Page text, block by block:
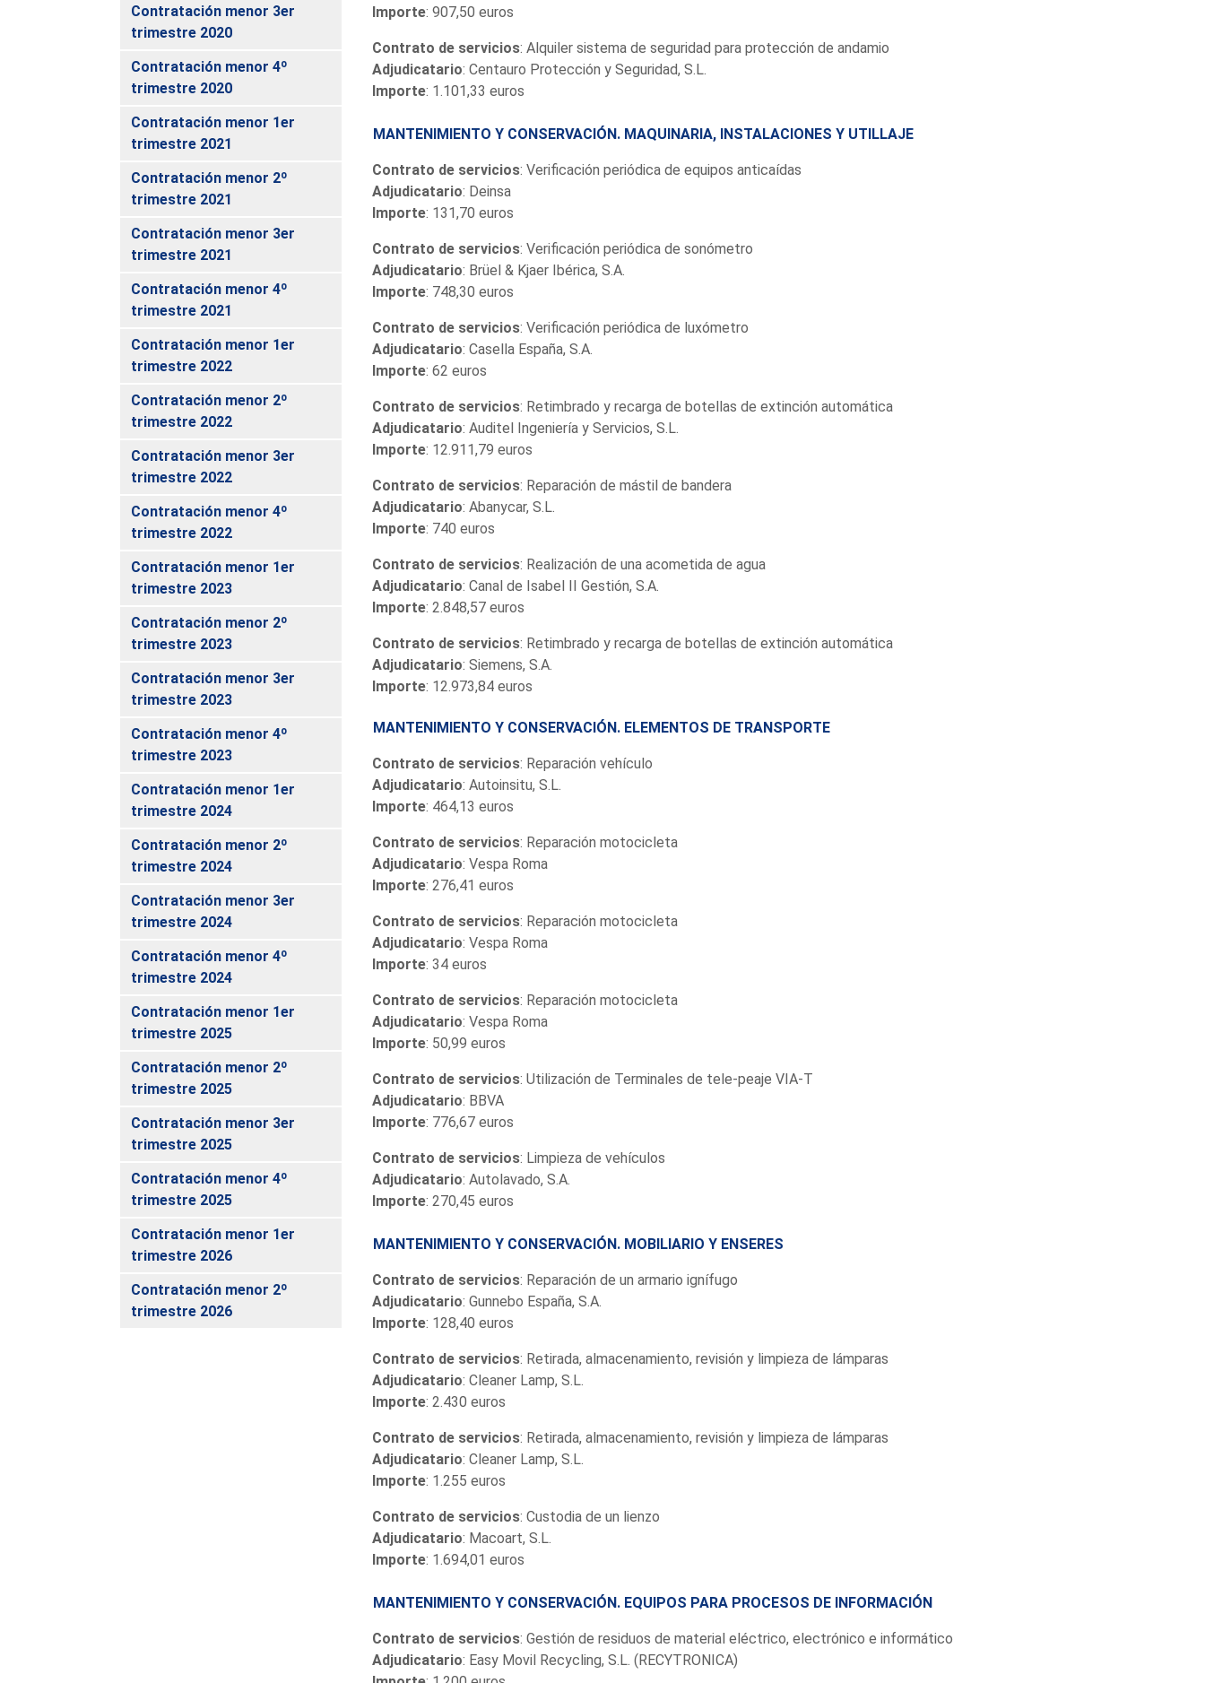
Contratación menor 3er
trimestre 2020
Contratación menor 4º
trimestre 2020
Contratación menor 1er
trimestre 2021
Contratación menor 2º
trimestre 2021
Contratación menor 3er
trimestre 2021
Contratación menor 4º
trimestre 2021
Contratación menor 1er
trimestre 2022
Contratación menor 2º
trimestre 2022
Contratación menor 3er
trimestre 2022
Contratación menor 4º
trimestre 2022
Contratación menor 1er
trimestre 2023
Contratación menor 2º
trimestre 2023
Contratación menor 3er
trimestre 2023
Contratación menor 4º
trimestre 2023
Contratación menor 1er
trimestre 2024
Contratación menor 2º
trimestre 2024
Contratación menor 3er
trimestre 2024
Contratación menor 4º
trimestre 2024
Contratación menor 1er
trimestre 2025
Contratación menor 2º
trimestre 2025
Contratación menor 3er
trimestre 2025
Contratación menor 4º
trimestre 2025
Contratación menor 1er
trimestre 2026
Contratación menor 2º
trimestre 2026
Importe: 907,50 euros
Contrato de servicios: Alquiler sistema de seguridad para protección de andamio
Adjudicatario: Centauro Protección y Seguridad, S.L.
Importe: 1.101,33 euros
MANTENIMIENTO Y CONSERVACIÓN. MAQUINARIA, INSTALACIONES Y UTILLAJE
Contrato de servicios: Verificación periódica de equipos anticaídas
Adjudicatario: Deinsa
Importe: 131,70 euros
Contrato de servicios: Verificación periódica de sonómetro
Adjudicatario: Brüel & Kjaer Ibérica, S.A.
Importe: 748,30 euros
Contrato de servicios: Verificación periódica de luxómetro
Adjudicatario: Casella España, S.A.
Importe: 62 euros
Contrato de servicios: Retimbrado y recarga de botellas de extinción automática
Adjudicatario: Auditel Ingeniería y Servicios, S.L.
Importe: 12.911,79 euros
Contrato de servicios: Reparación de mástil de bandera
Adjudicatario: Abanycar, S.L.
Importe: 740 euros
Contrato de servicios: Realización de una acometida de agua
Adjudicatario: Canal de Isabel II Gestión, S.A.
Importe: 2.848,57 euros
Contrato de servicios: Retimbrado y recarga de botellas de extinción automática
Adjudicatario: Siemens, S.A.
Importe: 12.973,84 euros
MANTENIMIENTO Y CONSERVACIÓN. ELEMENTOS DE TRANSPORTE
Contrato de servicios: Reparación vehículo
Adjudicatario: Autoinsitu, S.L.
Importe: 464,13 euros
Contrato de servicios: Reparación motocicleta
Adjudicatario: Vespa Roma
Importe: 276,41 euros
Contrato de servicios: Reparación motocicleta
Adjudicatario: Vespa Roma
Importe: 34 euros
Contrato de servicios: Reparación motocicleta
Adjudicatario: Vespa Roma
Importe: 50,99 euros
Contrato de servicios: Utilización de Terminales de tele-peaje VIA-T
Adjudicatario: BBVA
Importe: 776,67 euros
Contrato de servicios: Limpieza de vehículos
Adjudicatario: Autolavado, S.A.
Importe: 270,45 euros
MANTENIMIENTO Y CONSERVACIÓN. MOBILIARIO Y ENSERES
Contrato de servicios: Reparación de un armario ignífugo
Adjudicatario: Gunnebo España, S.A.
Importe: 128,40 euros
Contrato de servicios: Retirada, almacenamiento, revisión y limpieza de lámparas
Adjudicatario: Cleaner Lamp, S.L.
Importe: 2.430 euros
Contrato de servicios: Retirada, almacenamiento, revisión y limpieza de lámparas
Adjudicatario: Cleaner Lamp, S.L.
Importe: 1.255 euros
Contrato de servicios: Custodia de un lienzo
Adjudicatario: Macoart, S.L.
Importe: 1.694,01 euros
MANTENIMIENTO Y CONSERVACIÓN. EQUIPOS PARA PROCESOS DE INFORMACIÓN
Contrato de servicios: Gestión de residuos de material eléctrico, electrónico e informático
Adjudicatario: Easy Movil Recycling, S.L. (RECYTRONICA)